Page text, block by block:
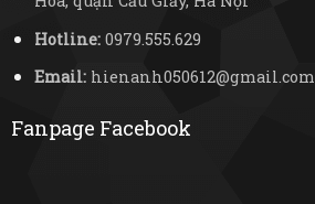
Hotline:0979.555.629
Email:hienanh050612@gmail.com
Fanpage Facebook